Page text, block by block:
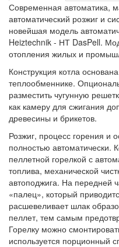
Современная автоматика,
автоматический розжиг и
новейшая модель
Heiztechnik - НТ DasPell.
отопления жилых и
Конструкция котла
теплообменнике.
разместить чугунную
как камеру для сжигания
древесины и брикетов.
Розжиг, процесс горения и
полностью автоматически.
пеллетной горелкой с
топлива, механической
автоподжига. На передней
«палец», который
расшевеливает шлак
пеллет, тем самым
Горелку можно
используется порционный